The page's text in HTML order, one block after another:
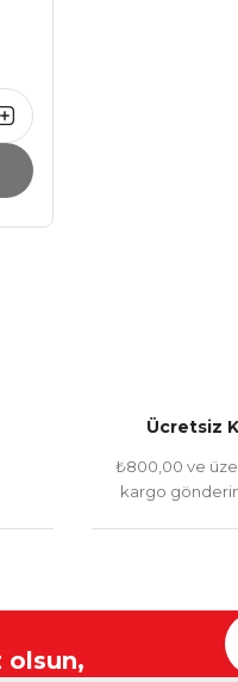
Ücretsiz
₺800,00 ve
kargo
olsun,